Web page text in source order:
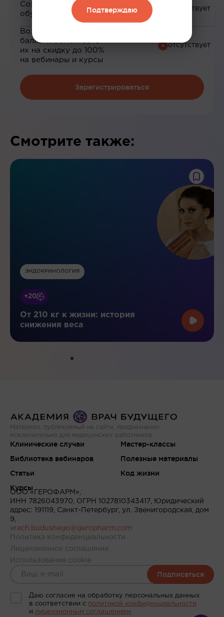
Сохранение прогресса по
обучению
Возможность зарабатывать
баллы и обменивать
их на скидку до 100%
на вебинары и курсы
Зарегистрироваться
Смотрите также:
ЭНДОКРИНОЛОГИЯ
+20
От 210 кг к жизни: история
снижения веса
Материал, публикуемый на сайте, предназначен
исключительно для медицинских работников
Клинические случаи
Библиотека вебинаров
Статьи
Курсы
Мастер-классы
Полезные материалы
Код жизни
ООО «ГЕРОФАРМ»,
ИНН 7826043970, ОГРН 1027810343417, Юридический
адрес: 191119, Санкт-Петербург, ул. Звенигородская, дом
9,
vrach.budushego@geropharm.com
Политика конфиденциальности
Лицензионное соглашение
Использование cookie
Подписаться
Даю согласие на обработку персональных данных
в соответствии c политикой конфиденциальности
и лицензионным соглашением
Подтверждаю